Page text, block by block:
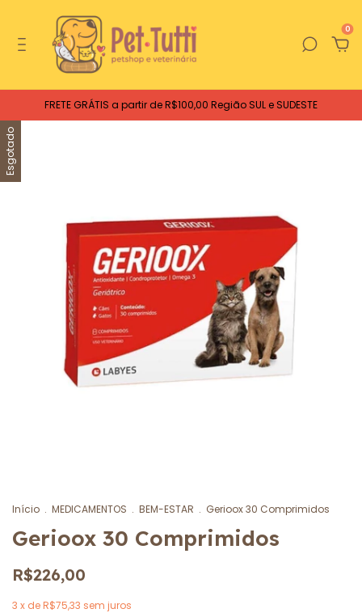
0
FRETE GRÁTIS a partir de R$100,00 Região SUL e SUDESTE
Esgotado
Início . MEDICAMENTOS . BEM-ESTAR . Gerioox 30 Comprimidos
Gerioox 30 Comprimidos
R$226,00
3 x deR$75,33 sem juros